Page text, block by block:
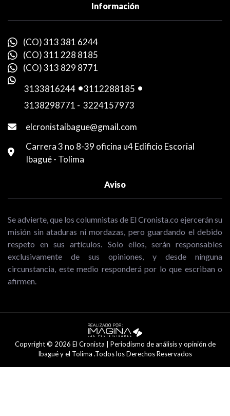
Información
(CO) 313 381 6244
(CO) 311 228 8185
(CO) 313 829 8771
3133816244 -3112288185 -
3138298771 - 3224157973
elcronistaibague@gmail.com
Carrera 3 no 8-39 oficina u4 Edificio Escorial
Ibagué - Tolima
Aviso
Se advierte, que los columnistas de El Cronista.co ejercerán su
misión sin ataduras ni mordazas, pero guardando el debido
respeto en sus artículos. Solo ellos, serán responsables
exclusivamente de sus opiniones, y desde ninguna
circunstancia, este medio responderá por lo que escriban o
afirmen.
Copyright © 2026 El Cronista | Periodismo de análisis y opinión de
Ibagué y el Tolima .Todos los Derechos Reservados